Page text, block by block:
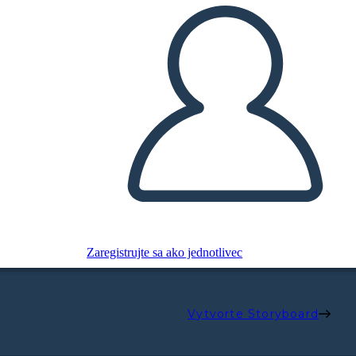
Zaregistrujte sa ako jednotlivec
Vytvorte Storyboard